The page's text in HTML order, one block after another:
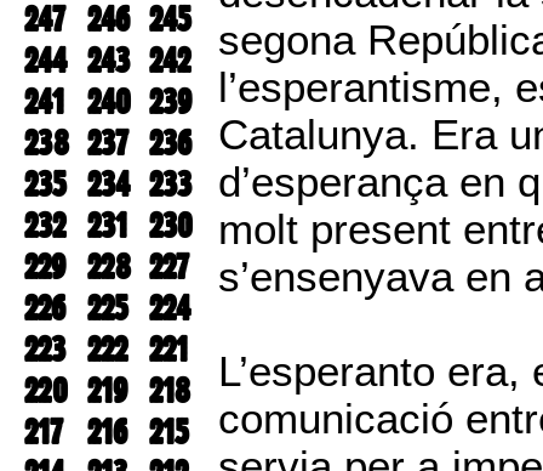
247 246 245
244 243 242
241 240 239
238 237 236
235 234 233
232 231 230
229 228 227
226 225 224
223 222 221
220 219 218
217 216 215
segona
l’esperantisme,
Catalunya. Era
d’esperança en
molt present
s’ensenyava en
L’esperanto
comunicació